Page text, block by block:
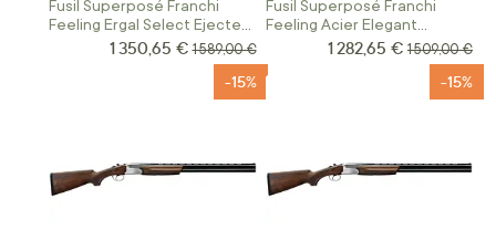
Fusil Superposé Franchi
Feeling Ergal Select Ejecteur
Calibre 12/76Prix Spécial
1 350,65 € Prix normal
1 589,00 €
Fusil Superposé Franchi
Feeling Acier Elegant
Extracteur Calibre 12/76
Prix Spécial
1 282,65 € Prix normal
1 509,00 €
-15% -15%